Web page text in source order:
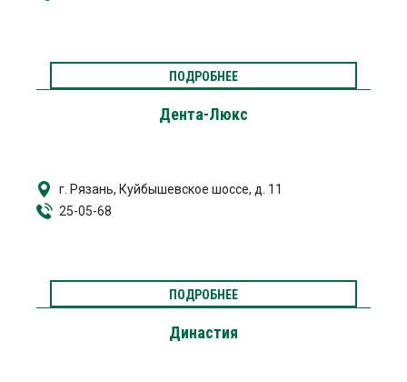
ПОДРОБНЕЕ
Дента-Люкс
г. Рязань, Куйбышевское шоссе, д. 11
25-05-68
ПОДРОБНЕЕ
Династия